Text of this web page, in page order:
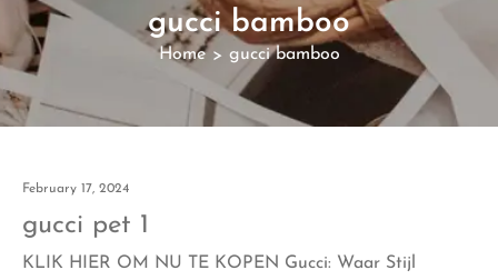
gucci bamboo
Home > gucci bamboo
February 17, 2024
gucci pet 1
KLIK HIER OM NU TE KOPEN Gucci: Waar Stijl